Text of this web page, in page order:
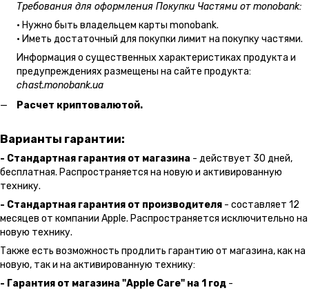
Требования для оформления Покупки Частями от monobank:
• Нужно быть владельцем карты monobank.
• Иметь достаточный для покупки лимит на покупку частями.
Информация о существенных характеристиках продукта и
предупреждениях размещены на сайте продукта:
chast.monobank.ua
Расчет криптовалютой.
Варианты гарантии:
- Стандартная гарантия от магазина - действует 30 дней,
бесплатная. Распространяется на новую и активированную
технику.
- Стандартная гарантия от производителя - составляет 12
месяцев от компании Apple. Распространяется исключительно на
новую технику.
Также есть возможность продлить гарантию от магазина, как на
новую, так и на активированную технику:
- Гарантия от магазина "Apple Care" на 1 год -